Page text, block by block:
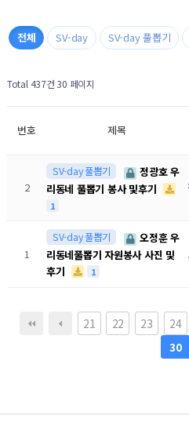
전체 SV-day SV-day 풀뽑기
Total 437건 30 페이지
번호 제목
2
SV-day 풀뽑기
정광호 우
리동네 풀뽑기 봉사 및후기
1
1
SV-day 풀뽑기
오정훈 우
리동네풀뽑기 자원봉사 사진 및
후기
1
21 22 23 24
30